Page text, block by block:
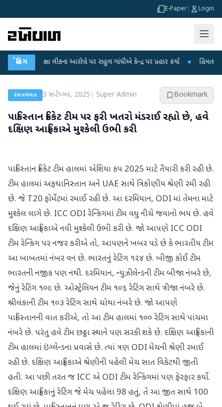
E-Paper Login
બ્રેકિંગ
પરીક્ષા લીકના આરોપો પર રાહુલ ગાંધીએ કેન્દ્ર પર પ્રહાર કર્યા ● હિંમતનગરમાં
રમતગમત 3 સપ્ટેમ્બર, 2025 Super Admin Bookmark
પાકિસ્તાન ક્રિકેટ ટીમ પર ફરી ખતરો મંડરાઈ રહ્યો છે, હવે
દક્ષિણ આફ્રિકાએ મુશ્કેલી ઉભી કરી
પાકિસ્તાન ક્રિકેટ ટીમ હાલમાં એશિયા કપ 2025 માટે તૈયારી કરી રહી છે.
ટીમ હાલમાં અફઘાનિસ્તાન અને UAE સાથે ત્રિકોણીય શ્રેણી રમી રહી
છે. જે T20 ફોર્મેટમાં રમાઈ રહી છે. આ દરમિયાન, ODI માં તેમના માટે
મુશ્કેલ લાગે છે. ICC ODI રેન્કિંગમાં ટીમ વધુ નીચે જવાનો ભય છે. હવે
દક્ષિણ આફ્રિકાએ નવી મુશ્કેલી ઉભી કરી છે. જો આપણે ICC ODI
ટીમ રેન્કિંગ પર નજર કરીએ તો, આપણને ખબર પડે છે કે ભારતીય ટીમ
આ બાબતમાં નંબર વન છે. ભારતનું રેટિંગ ૧૨૪ છે. બીજી કોઈ ટીમ
ભારતની નજીક પણ નથી. દરમિયાન, ન્યુઝીલેન્ડની ટીમ બીજા નંબરે છે,
જેનું રેટિંગ ૧૦૯ છે. ઓસ્ટ્રેલિયન ટીમ ૧૦૬ રેટિંગ સાથે ત્રીજા નંબરે છે.
શ્રીલંકાની ટીમ ૧૦૩ રેટિંગ સાથે ચોથા નંબરે છે. જો આપણે
પાકિસ્તાનની વાત કરીએ, તો આ ટીમ હાલમાં ૧૦૦ રેટિંગ સાથે પાંચમા
નંબરે છે. પરંતુ હવે ટીમ છઠ્ઠા સ્થાને પણ સરકી શકે છે. દક્ષિણ આફ્રિકાની
ટીમ હાલમાં ઇંગ્લેન્ડના પ્રવાસે છે. ત્યાં ત્રણ ODI મેચની શ્રેણી રમાઈ
રહી છે. દક્ષિણ આફ્રિકાએ શ્રેણીની પહેલી મેચ સાત વિકેટથી જીતી
હતી. આ પછી તરત જ ICC એ ODI ટીમ રેન્કિંગમાં પણ ફેરફાર કર્યો.
દક્ષિણ આફ્રિકાનું રેટિંગ જે મેચ પહેલા 98 હતું, તે આ જીત સાથે 100